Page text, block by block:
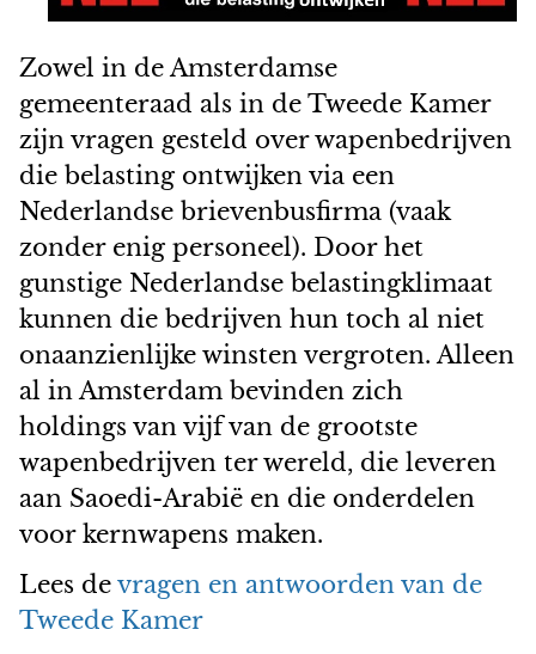
Zowel in de Amsterdamse
gemeenteraad als in de Tweede Kamer
zijn vragen gesteld over wapenbedrijven
die belasting ontwijken via een
Nederlandse brievenbusfirma (vaak
zonder enig personeel). Door het
gunstige Nederlandse belastingklimaat
kunnen die bedrijven hun toch al niet
onaanzienlijke winsten vergroten. Alleen
al in Amsterdam bevinden zich
holdings van vijf van de grootste
wapenbedrijven ter wereld, die leveren
aan Saoedi-Arabië en die onderdelen
voor kernwapens maken.
Lees de vragen en antwoorden van de
Tweede Kamer